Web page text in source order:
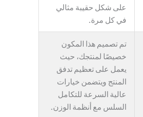
على شكل حقيبة مثالي
في كل مرة.
تم تصميم هذا المكون
خصيصًا لمنتجك، حيث
يعمل على تعظيم تدفق
المنتج ويتضمن خيارات
عالية السرعة للتكامل
السلس مع أنظمة الوزن.